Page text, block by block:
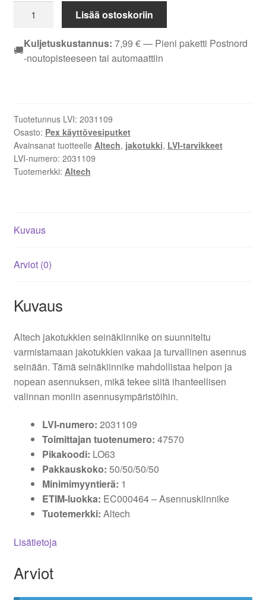
Altech
jakotukille
LVI
määrä
Lisää ostoskoriin
🚚Kuljetuskustannus: 7,99 €— Pieni paketti Postnord
-noutopisteeseen tai automaattiin
Tuotetunnus LVI: 2031109
Osasto: Pex käyttövesiputket
Avainsanat tuotteelle Altech, jakotukki, LVI-tarvikkeet
LVI-numero: 2031109
Tuotemerkki: Altech
Kuvaus
Arviot (0)
Kuvaus
Altech jakotukkien seinäkiinnike on suunniteltu
varmistamaan jakotukkien vakaa ja turvallinen asennus
seinään. Tämä seinäkiinnike mahdollistaa helpon ja
nopean asennuksen, mikä tekee siitä ihanteellisen
valinnan moniin asennusympäristöihin.
LVI-numero: 2031109
Toimittajan tuotenumero: 47570
Pikakoodi: LO63
Pakkauskoko: 50/50/50/50
Minimimyyntierä: 1
ETIM-luokka: EC000464 – Asennuskiinnike
Tuotemerkki: Altech
Lisätietoja
Arviot